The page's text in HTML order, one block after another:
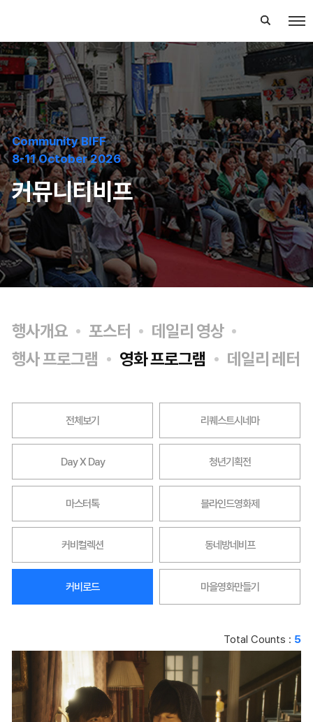
Community BIFF
8-11 October 2026
커뮤니티비프
행사개요 포스터
데일리 영상
행사 프로그램
영화 프로그램 데일리 레터
전체보기 리퀘스트시네마
Day X Day 청년기획전
마스터톡 블라인드영화제
커비컬렉션 동네방네비프
커비로드 마을영화만들기
Total Counts : 5